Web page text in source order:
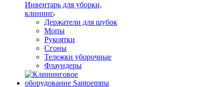
Инвентарь для уборки,
клининг
Держатели для шубок
Мопы
Рукоятки
Сгоны
Тележки уборочные
Флаундеры